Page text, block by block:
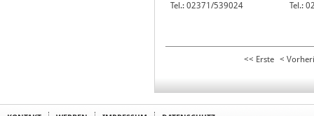
Tel.: 02371/539024
Tel.:
<< Erste <